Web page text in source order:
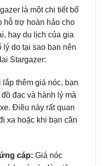
là một chi tiết bổ
hỗ trợ hoàn hảo cho
hay du lịch của gia
do tại sao bạn nên
Stargazer:
lắp thêm giá nóc, bạn
đạc và hành lý mà
Điều này rất quan
xa hoặc khi bạn cần
cáp: Giá nóc